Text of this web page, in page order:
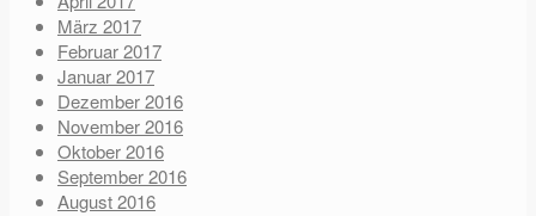
März 2017
Februar 2017
Januar 2017
Dezember 2016
November 2016
Oktober 2016
September 2016
August 2016